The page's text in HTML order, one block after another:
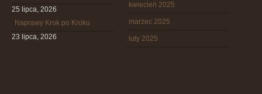
25 lipca, 2026
Naprawy Krok po Kroku
23 lipca, 2026
kwiecień 2025
marzec 2025
luty 2025